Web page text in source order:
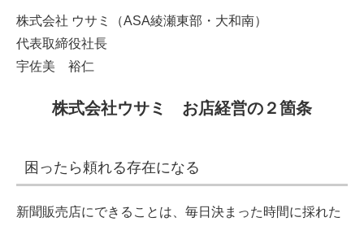
株式会社 ウサミ（ASA綾瀬東部・大和南）
代表取締役社長
宇佐美 裕仁
株式会社ウサミ お店経営の２箇条
困ったら頼れる存在になる
新聞販売店にできることは、毎日決まった時間に採れた